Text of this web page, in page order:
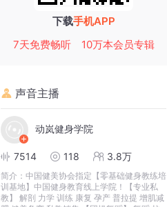
下载手机APP
7天免费畅听
10万本会员专辑
声音主播
动岚健身学院
7514 118 3.8万
简介： 中国健美协会指定【零基础健身教练培
训基地】中国健身教育线上学院！【专业私
教】 解剖 力学 训练 康复 孕产 普拉提 增肌减